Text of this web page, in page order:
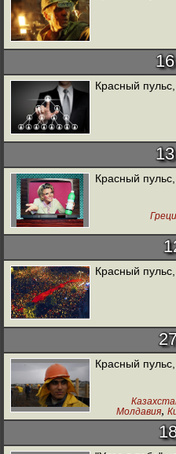
Красный
Красный
Красный
Красный
Молдавия,